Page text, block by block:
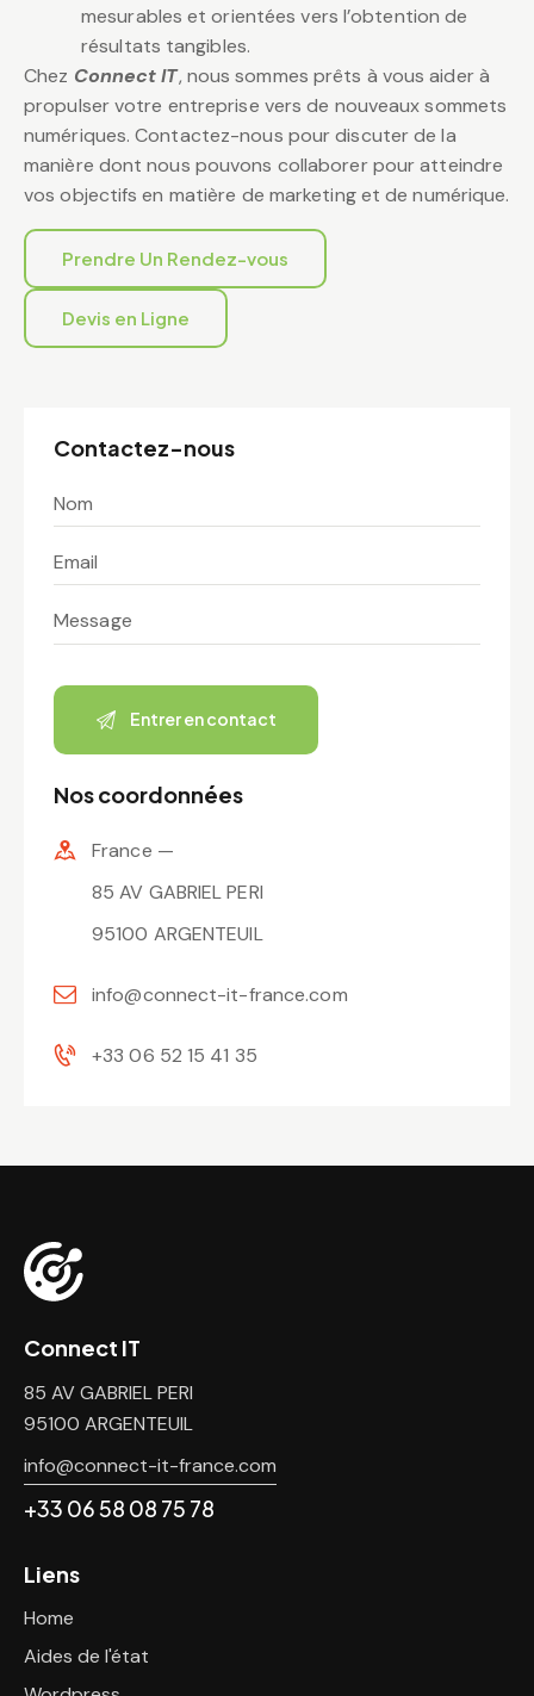
mesurables et orientées vers l’obtention de
résultats tangibles.
Chez Connect IT, nous sommes prêts à vous aider à
propulser votre entreprise vers de nouveaux sommets
numériques. Contactez-nous pour discuter de la
manière dont nous pouvons collaborer pour atteindre
vos objectifs en matière de marketing et de numérique.
Prendre Un Rendez-vous
Devis en Ligne
Contactez-nous
Nos coordonnées
France —
85 AV GABRIEL PERI
95100 ARGENTEUIL
info@connect-it-france.com
+33 06 52 15 41 35
Connect IT
85 AV GABRIEL PERI
95100 ARGENTEUIL
info@connect-it-france.com
+33 06 58 08 75 78
Liens
Home
Aides de l'état